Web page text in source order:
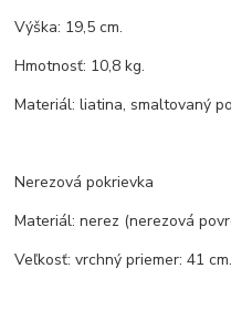
Výška: 19,5 cm.
Hmotnosť: 10,8 kg.
Materiál: liatina, smaltovaný
Nerezová pokrievka
Materiál: nerez (nerezová
Veľkosť: vrchný priemer: 41 cm.